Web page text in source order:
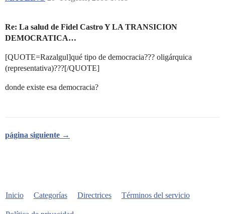
Re: La salud de Fidel Castro Y LA TRANSICION
DEMOCRATICA…
[QUOTE=Razalgul]qué tipo de democracia??? oligárquica
(representativa)???[/QUOTE]
donde existe esa democracia?
página siguiente →
Inicio Categorías Directrices Términos del servicio